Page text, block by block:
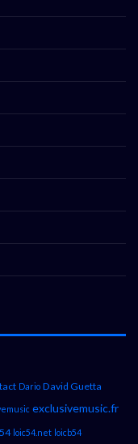
Dario David Guetta
exclusivemusic.fr
loic54.net loicb54